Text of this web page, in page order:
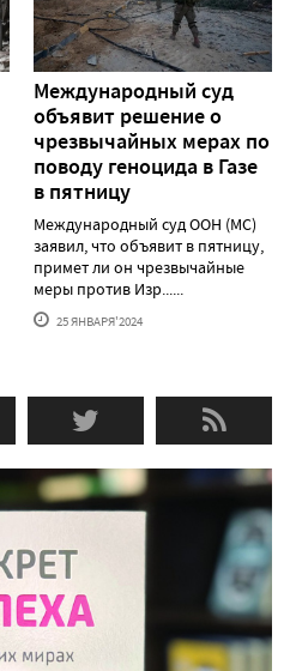
Международный суд
объявит решение о
чрезвычайных мерах по
поводу геноцида в Газе
в пятницу
Международный суд ООН (МС)
заявил, что объявит в пятницу,
примет ли он чрезвычайные
меры против Изр......
25 ЯНВАРЯ'2024